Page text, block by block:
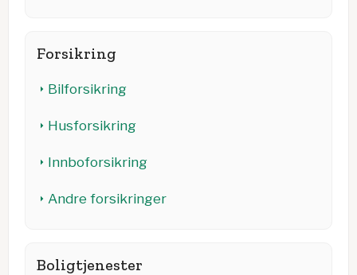
Forsikring
Bilforsikring
Husforsikring
Innboforsikring
Andre forsikringer
Boligtjenester